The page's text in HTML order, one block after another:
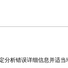
分析错误详细信息并适当